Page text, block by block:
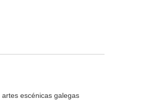
escénicas galegas